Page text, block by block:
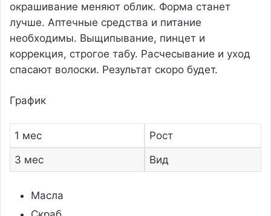
окрашивание меняют облик. Форма станет
лучше. Аптечные средства и питание
необходимы. Выщипывание, пинцет и
коррекция, строгое табу. Расчесывание и уход
спасают волоски. Результат скоро будет.
График
1 мес
Рост
3 мес
Вид
Масла